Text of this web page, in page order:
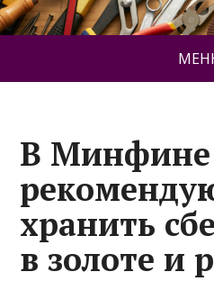
В Минфине
хранить
в золоте и